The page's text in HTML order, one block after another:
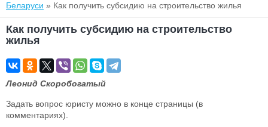
Беларуси » Как получить субсидию на строительство жилья
Как получить субсидию на строительство
жилья
Леонид Скоробогатый
Задать вопрос юристу можно в конце страницы (в
комментариях).